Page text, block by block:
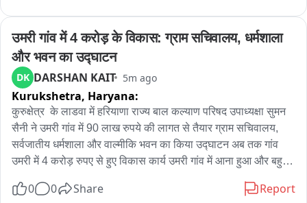
अभियान के दौरान 56 केस दर्ज किए गए
अवैध हथियार, मादक पदार्थ, अवैध शराब, नकदी और एक ट्रैक्टर जब्त
उमरी गांव में 4 करोड़ के विकास: ग्राम सचिवालय, धर्मशाला
और भवन का उद्घाटन
DK DARSHAN KAIT 5m ago
Kurukshetra, Haryana:
कुरुक्षेत्र  के लाडवा में हरियाणा राज्य बाल कल्याण परिषद उपाध्यक्षा सुमन
सैनी ने उमरी गांव में 90 लाख रुपये की लागत से तैयार ग्राम सचिवालय,
सर्वजातीय धर्मशाला और वाल्मीकि भवन का किया उद्घाटन अब तक गांव
उमरी में 4 करोड़ रुपए से हुए विकास कार्य उमरी गांव में आना हुआ और बहुत
अंदर हुए और आज वाल्मीकी धर्मशाला में 28 लाख 25 हजार के करीब की
0 0 Share Report